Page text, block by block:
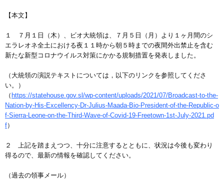
【本文】
１ ７月１日（木）、ビオ大統領は、７月５日（月）より１ヶ月間のシ
エラレオネ全土における夜１１時から朝５時までの夜間外出禁止を含む
新たな新型コロナウイルス対策にかかる規制措置を発表しました。
（大統領の演説テキストについては，以下のリンクを参照してくださ
い。）
（ https://statehouse.gov.sl/wp-content/uploads/2021/07/Broadcast-to-the-
Nation-by-His-Excellency-Dr-Julius-Maada-Bio-President-of-the-Republic-o
f-Sierra-Leone-on-the-Third-Wave-of-Covid-19-Freetown-1st-July-2021.pd
f）
２ 上記を踏まえつつ、十分に注意するとともに、状況は今後も変わり
得るので、最新の情報を確認してください。
（過去の領事メール）